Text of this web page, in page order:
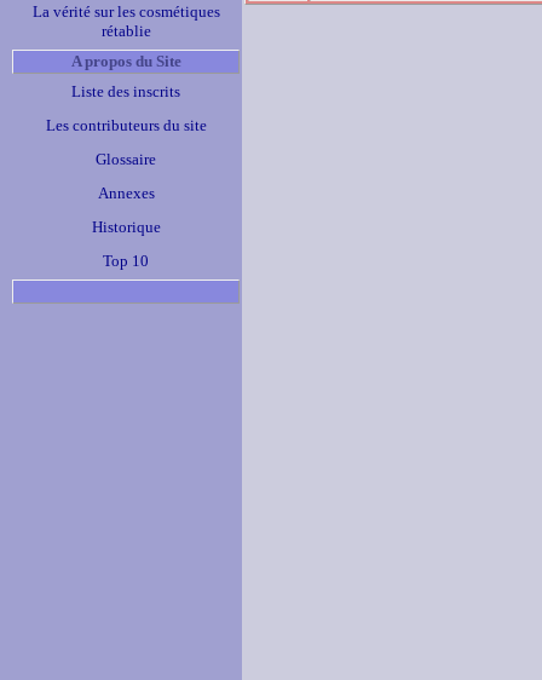
La vérité sur les cosmétiques
rétablie
A propos du Site
Liste des inscrits
Les contributeurs du site
Glossaire
Annexes
Historique
Top 10